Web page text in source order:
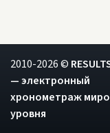
2010-2026 ©
— электронный
хронометраж
уровня